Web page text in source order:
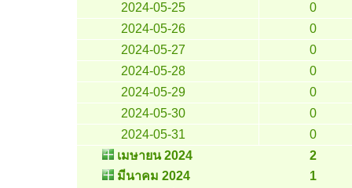
2024-05-25
0
2024-05-26
0
2024-05-27
0
2024-05-28
0
2024-05-29
0
2024-05-30
0
2024-05-31
0
เมษายน 2024
2
มีนาคม 2024
1